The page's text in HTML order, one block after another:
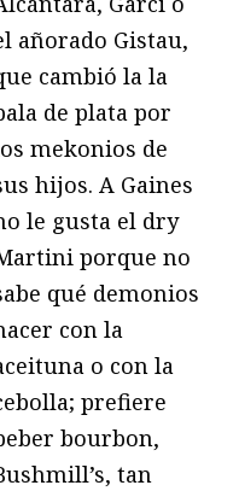
añorado Gistau,
cambió la la
de plata por
mekonios de
hijos. A Gaines
le gusta el dry
porque no
qué demonios
con la
o con la
prefiere
bourbon,
tan